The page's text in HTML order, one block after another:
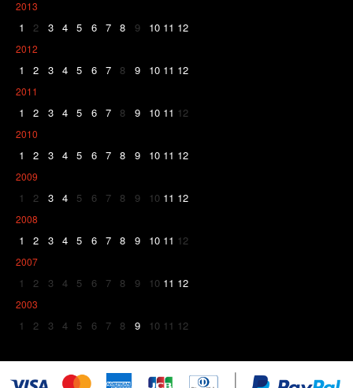
2013
1 2 3 4 5 6 7 8 9 10 11 12
2012
1 2 3 4 5 6 7 8 9 10 11 12
2011
1 2 3 4 5 6 7 8 9 10 11 12
2010
1 2 3 4 5 6 7 8 9 10 11 12
2009
1 2 3 4 5 6 7 8 9 10 11 12
2008
1 2 3 4 5 6 7 8 9 10 11 12
2007
1 2 3 4 5 6 7 8 9 10 11 12
2003
1 2 3 4 5 6 7 8 9 10 11 12